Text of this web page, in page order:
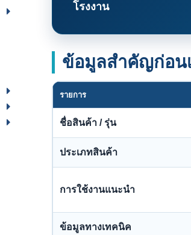
โรงงาน
ข้อมูลสำคัญก่อน
รายการ
ชื่อสินค้า / รุ่น
ประเภทสินค้า
การใช้งานแนะนำ
ข้อมูลทางเทคนิค